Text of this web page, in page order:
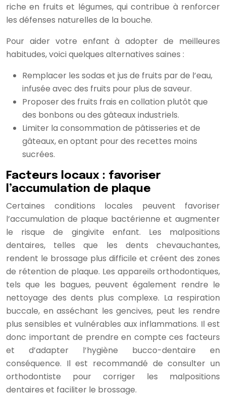
riche en fruits et légumes, qui contribue à renforcer
les défenses naturelles de la bouche.
Pour aider votre enfant à adopter de meilleures
habitudes, voici quelques alternatives saines :
Remplacer les sodas et jus de fruits par de l’eau,
infusée avec des fruits pour plus de saveur.
Proposer des fruits frais en collation plutôt que
des bonbons ou des gâteaux industriels.
Limiter la consommation de pâtisseries et de
gâteaux, en optant pour des recettes moins
sucrées.
Facteurs locaux : favoriser
l’accumulation de plaque
Certaines conditions locales peuvent favoriser
l’accumulation de plaque bactérienne et augmenter
le risque de gingivite enfant. Les malpositions
dentaires, telles que les dents chevauchantes,
rendent le brossage plus difficile et créent des zones
de rétention de plaque. Les appareils orthodontiques,
tels que les bagues, peuvent également rendre le
nettoyage des dents plus complexe. La respiration
buccale, en asséchant les gencives, peut les rendre
plus sensibles et vulnérables aux inflammations. Il est
donc important de prendre en compte ces facteurs
et d’adapter l’hygiène bucco-dentaire en
conséquence. Il est recommandé de consulter un
orthodontiste pour corriger les malpositions
dentaires et faciliter le brossage.